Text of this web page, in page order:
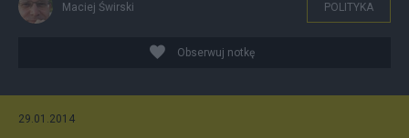
Maciej Świrski POLITYKA
Obserwuj notkę
29.01.2014